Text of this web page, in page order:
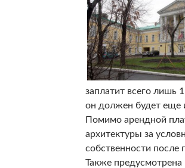
заплатит всего лишь
он должен будет еще
Помимо арендной
архитектуры за
собственности после
Также предусмотрена